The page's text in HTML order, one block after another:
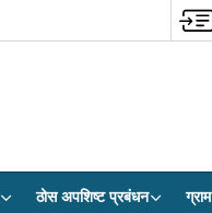
ठोस अपशिष्ट प्रबंधन